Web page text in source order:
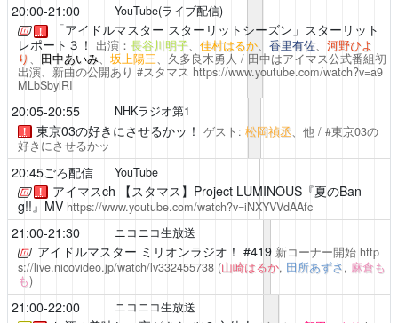
20:00-21:00 YouTube(ライブ配信)
！
「アイドルマスター スターリットシーズン」スターリット
レポート３！
出演： 長谷川明子、 佳村はるか、 香里有佐、 河野ひよ
り 、 田中あいみ、 坂上陽三、久多良木勇人 / 田中はアイマス公式番組初
出演、新曲の公開あり #スタマス https://www.youtube.com/watch?v=a9
MLbSbylRI
20:05-20:55 NHKラジオ第1
！ 東京03の好きにさせるかッ！ ゲスト: 松岡禎丞、他 / #東京03の
好きにさせるかッ
20:45ごろ配信 YouTube
！ アイマスch 【スタマス】Project LUMINOUS『夏のBan
g!!』MV https://www.youtube.com/watch?v=iNXYVVdAAfc
21:00-21:30 ニコニコ生放送
アイドルマスター ミリオンラジオ！ #419 新コーナー開始 http
s://live.nicovideo.jp/watch/lv332455738 (山崎はるか, 田所あずさ, 麻倉も
も)
21:00-22:00 ニコニコ生放送